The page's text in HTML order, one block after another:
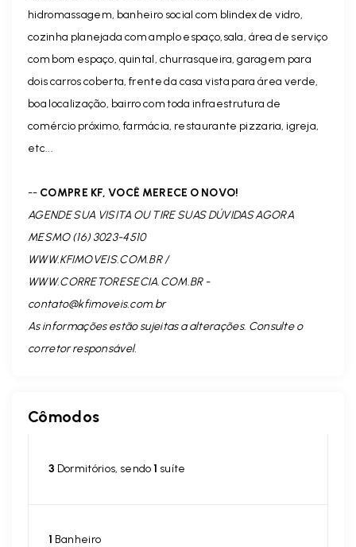
hidromassagem, banheiro social com blindex de vidro,
cozinha planejada com amplo espaço,sala, área de serviço
com bom espaço, quintal, churrasqueira, garagem para
dois carros coberta, frente da casa vista para área verde,
boa localização, bairro com toda infraestrutura de
comércio próximo, farmácia, restaurante pizzaria, igreja,
etc...
-- COMPRE KF, VOCÊ MERECE O NOVO!
AGENDE SUA VISITA OU TIRE SUAS DÚVIDAS AGORA
MESMO (16) 3023-4510
WWW.KFIMOVEIS.COM.BR /
WWW.CORRETORESECIA.COM.BR -
contato@kfimoveis.com.br
As informações estão sujeitas a alterações. Consulte o
corretor responsável.
Cômodos
3 Dormitórios, sendo1 suíte
1 Banheiro